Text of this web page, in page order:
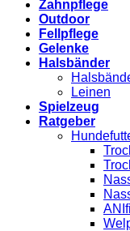
Zahnpflege
Outdoor
Fellpflege
Gelenke
Halsbänder
Leinen
Spielzeug
Ratgeber